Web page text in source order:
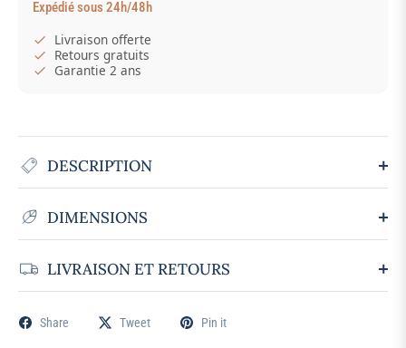
Expédié sous 24h/48h
Livraison offerte
Retours gratuits
Garantie 2 ans
DESCRIPTION
DIMENSIONS
LIVRAISON ET RETOURS
Share Tweet Pin it